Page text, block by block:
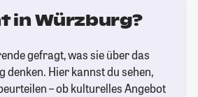
in Würzburg?
gefragt, was sie über das
denken. Hier kannst du sehen,
– ob kulturelles Angebot